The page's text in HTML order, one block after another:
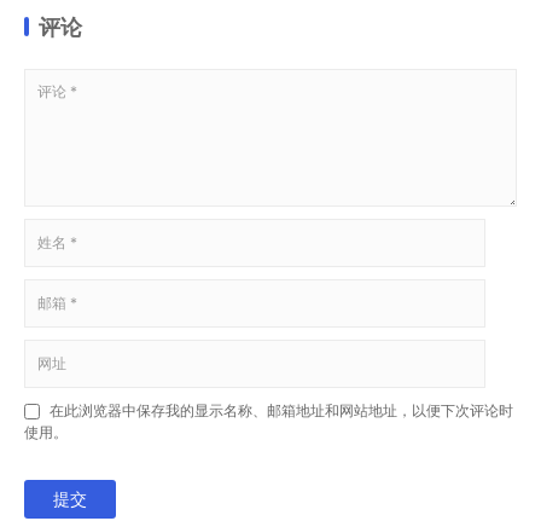
评论
在此浏览器中保存我的显示名称、邮箱地址和网站地址，以便下次评论时
使用。
提交